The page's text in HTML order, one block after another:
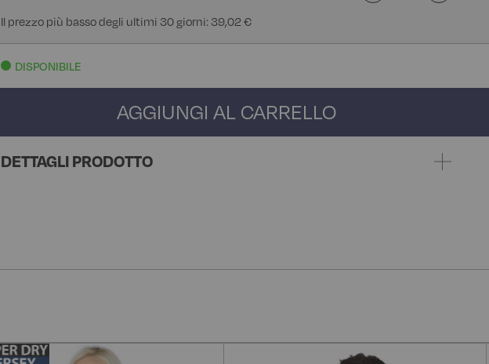
Il prezzo più basso degli ultimi 30 giorni: 39,02 €
DISPONIBILE
AGGIUNGI AL CARRELLO
DETTAGLI PRODOTTO